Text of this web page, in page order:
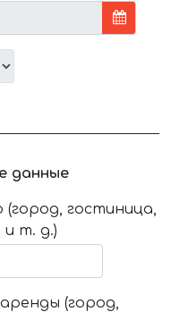
данные
гостиница,
т. д.)
(город,